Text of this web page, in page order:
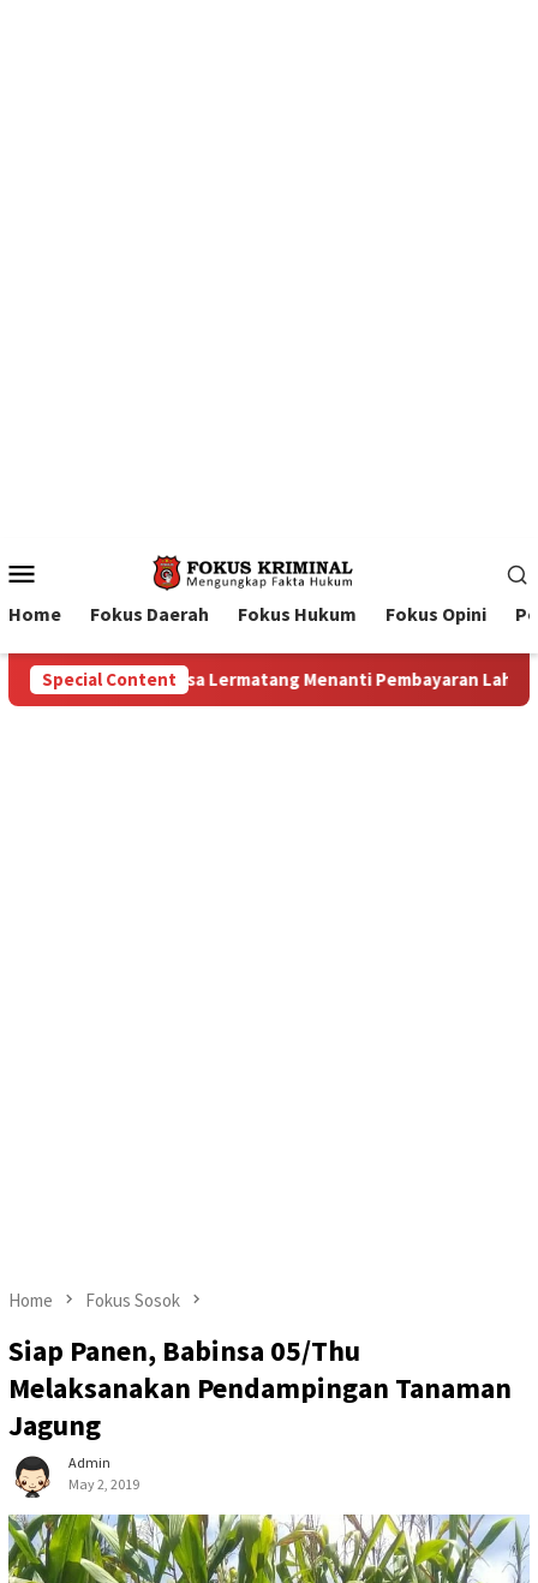
Menu
Home Fokus Daerah Fokus Hukum Fokus Opini
Special Content
Lahan: Antara Dugaan Konspirasi dan Bayang-Bayang
Home Fokus Sosok
Siap Panen, Babinsa 05/Thu
Melaksanakan Pendampingan Tanaman
Jagung
Admin
May 2, 2019